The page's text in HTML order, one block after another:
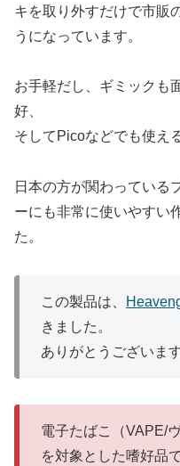
キを取り外すだけで市販
うになっています。
お手軽だし、ギミックも
好、
そしてPicoなどでも使え
日本の方が関わっている
ーにも非常に使いやすい
た。
この製品は、
きました。
ありがとうございます
電子たばこ（VAPE/
を対象とした嗜好品で